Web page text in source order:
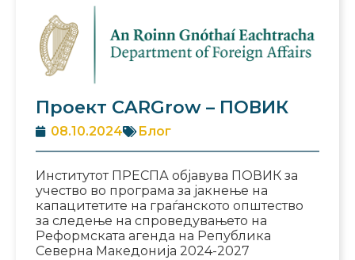
Проект CARGrow – ПОВИК
08.10.2024 Блог
Институтот ПРЕСПА објавува ПОВИК за
учество во програма за јакнење на
капацитетите на граѓанското општество
за следење на спроведувањето на
Реформската агенда на Република
Северна Македонија 2024-2027